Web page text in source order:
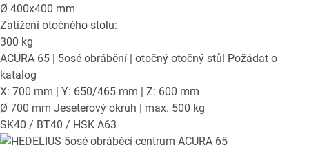
Ø 400x400 mm
Zatížení otočného stolu:
300 kg
ACURA 65 | 5osé obrábění | otočný otočný stůl Požádat o
katalog
X: 700 mm | Y: 650/465 mm | Z: 600 mm
Ø 700 mm Jeseterový okruh | max. 500 kg
SK40 / BT40 / HSK A63